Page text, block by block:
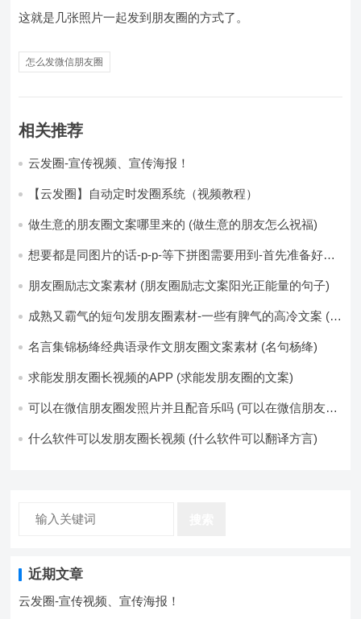
这就是几张照片一起发到朋友圈的方式了。
怎么发微信朋友圈
相关推荐
云发圈-宣传视频、宣传海报！
【云发圈】自动定时发圈系统（视频教程）
做生意的朋友圈文案哪里来的 (做生意的朋友怎么祝福)
想要都是同图片的话-p-p-等下拼图需要用到-首先准备好最
片-如果想要图片都不同得话-1-p-可以准备好45张的不同图
朋友圈励志文案素材 (朋友圈励志文案阳光正能量的句子)
成熟又霸气的短句发朋友圈素材-一些有脾气的高冷文案 (成
名言集锦杨绛经典语录作文朋友圈文案素材 (名句杨绛)
求能发朋友圈长视频的APP (求能发朋友圈的文案)
可以在微信朋友圈发照片并且配音乐吗 (可以在微信朋友圈
什么软件可以发朋友圈长视频 (什么软件可以翻译方言)
近期文章
云发圈-宣传视频、宣传海报！